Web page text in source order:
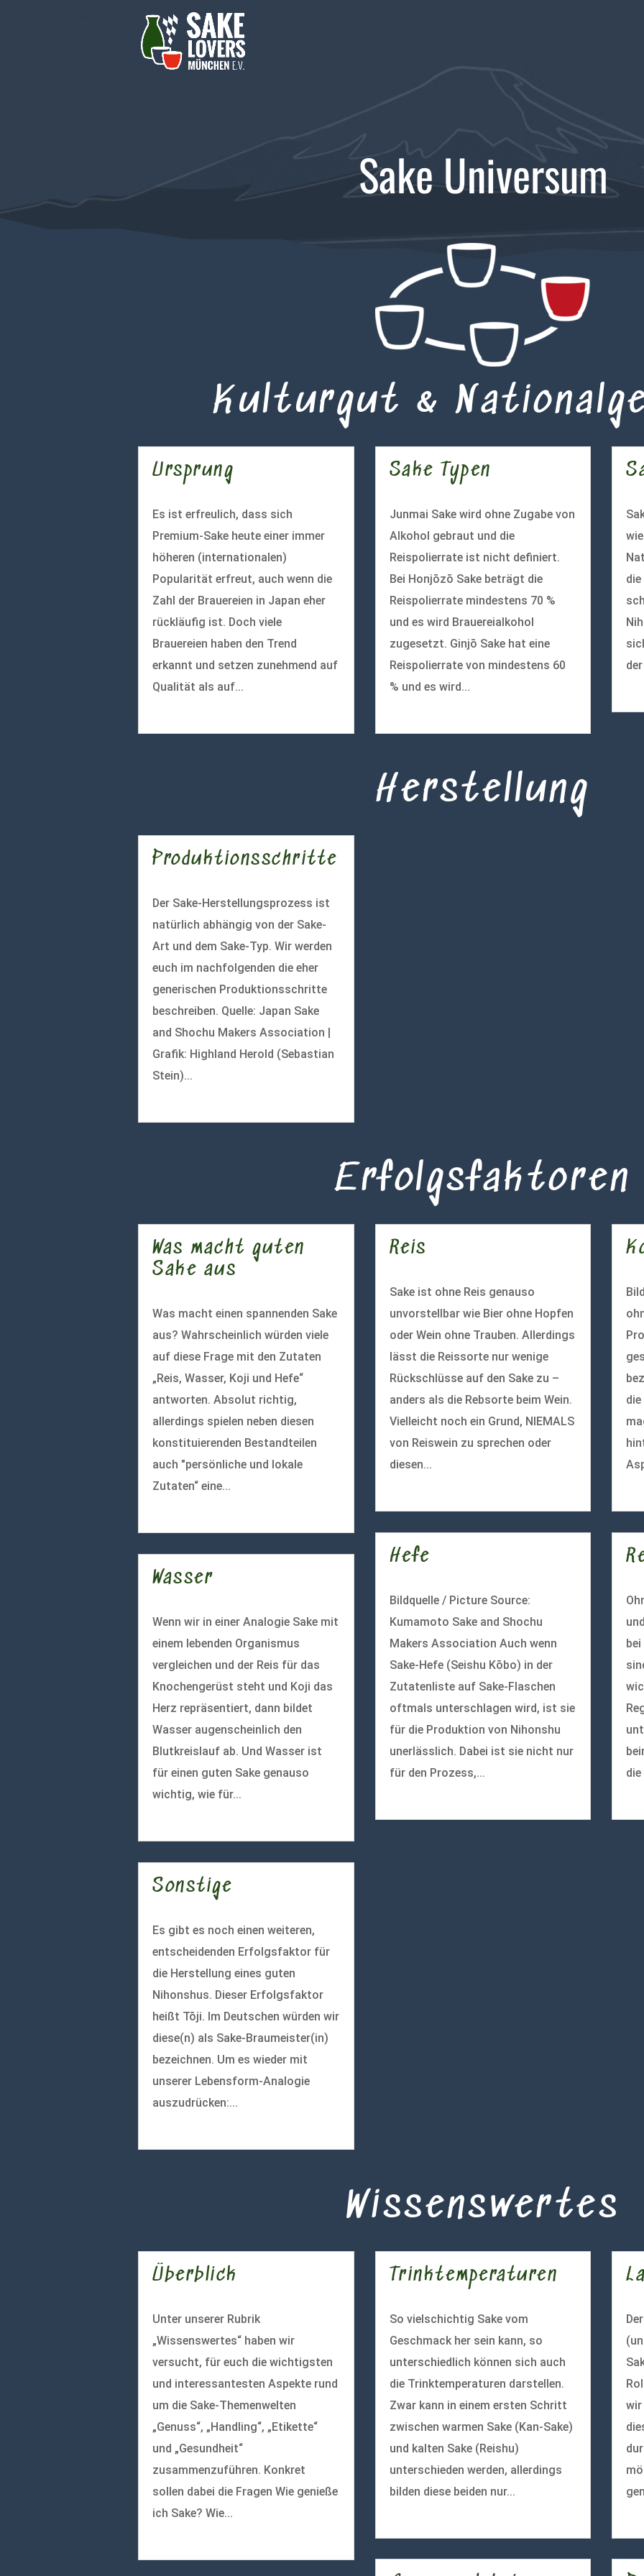
Sake Universum
Kulturgut &
Ursprung
Es ist erfreulich, dass sich
Premium-Sake heute einer immer
höheren (internationalen)
Popularität erfreut, auch wenn die
Zahl der Brauereien in Japan eher
rückläufig ist. Doch viele
Brauereien haben den Trend
erkannt und setzen zunehmend auf
Qualität als auf...
Sake Typen
Junmai Sake wird ohne Zugabe von
Alkohol gebraut und die
Reispolierrate ist nicht definiert.
Bei Honjōzō Sake beträgt die
Reispolierrate mindestens 70 %
und es wird Brauereialkohol
zugesetzt. Ginjō Sake hat eine
Reispolierrate von mindestens 60
% und es wird...
Herstellung
Produktionsschritte
Der Sake-Herstellungsprozess ist
natürlich abhängig von der Sake-
Art und dem Sake-Typ. Wir werden
euch im nachfolgenden die eher
generischen Produktionsschritte
beschreiben. Quelle: Japan Sake
and Shochu Makers Association |
Grafik: Highland Herold (Sebastian
Stein)...
Erfolgsfaktoren
Was macht guten
Sake aus
Was macht einen spannenden Sake
aus? Wahrscheinlich würden viele
auf diese Frage mit den Zutaten
„Reis, Wasser, Koji und Hefe“
antworten. Absolut richtig,
allerdings spielen neben diesen
konstituierenden Bestandteilen
auch "persönliche und lokale
Zutaten“ eine...
Wasser
Wenn wir in einer Analogie Sake mit
einem lebenden Organismus
vergleichen und der Reis für das
Knochengerüst steht und Koji das
Herz repräsentiert, dann bildet
Wasser augenscheinlich den
Blutkreislauf ab. Und Wasser ist
für einen guten Sake genauso
wichtig, wie für...
Sonstige
Es gibt es noch einen weiteren,
entscheidenden Erfolgsfaktor für
die Herstellung eines guten
Nihonshus. Dieser Erfolgsfaktor
heißt Tōji. Im Deutschen würden wir
diese(n) als Sake-Braumeister(in)
bezeichnen. Um es wieder mit
unserer Lebensform-Analogie
auszudrücken:...
Reis
Sake ist ohne Reis genauso
unvorstellbar wie Bier ohne Hopfen
oder Wein ohne Trauben. Allerdings
lässt die Reissorte nur wenige
Rückschlüsse auf den Sake zu –
anders als die Rebsorte beim Wein.
Vielleicht noch ein Grund, NIEMALS
von Reiswein zu sprechen oder
diesen...
Hefe
Bildquelle / Picture Source:
Kumamoto Sake and Shochu
Makers Association Auch wenn
Sake-Hefe (Seishu Kōbo) in der
Zutatenliste auf Sake-Flaschen
oftmals unterschlagen wird, ist sie
für die Produktion von Nihonshu
unerlässlich. Dabei ist sie nicht nur
für den Prozess,...
Wissenswertes
Überblick
Unter unserer Rubrik
„Wissenswertes“ haben wir
versucht, für euch die wichtigsten
und interessantesten Aspekte rund
um die Sake-Themenwelten
„Genuss“, „Handling“, „Etikette“
und „Gesundheit“
zusammenzuführen. Konkret
sollen dabei die Fragen Wie genieße
ich Sake? Wie...
Trinktemperaturen
So vielschichtig Sake vom
Geschmack her sein kann, so
unterschiedlich können sich auch
die Trinktemperaturen darstellen.
Zwar kann in einem ersten Schritt
zwischen warmen Sake (Kan-Sake)
und kalten Sake (Reishu)
unterschieden werden, allerdings
bilden diese beiden nur...
wir